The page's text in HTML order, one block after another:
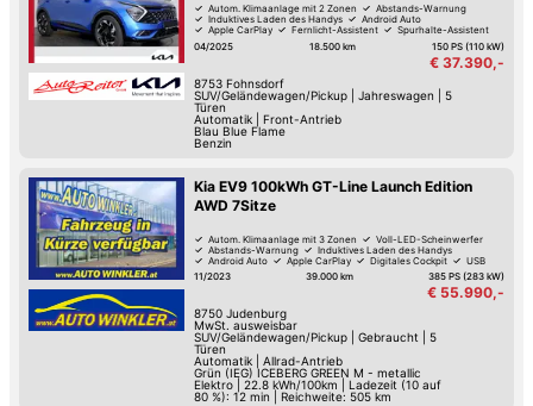
Autom. Klimaanlage mit 2 Zonen
Abstands-Warnung
Induktives Laden des Handys
Android Auto
Apple CarPlay
Fernlicht-Assistent
Spurhalte-Assistent
04/2025 18.500 km 150 PS (110 kW)
€ 37.390,-
8753 Fohnsdorf
SUV/Geländewagen/Pickup| Jahreswagen
5
Türen
Automatik| Front-Antrieb
Blau Blue Flame
Benzin
Kia EV9 100kWh GT-Line Launch Edition
AWD 7Sitze
Autom. Klimaanlage mit 3 Zonen
Voll-LED-Scheinwerfer
Abstands-Warnung
Induktives Laden des Handys
Android Auto
Apple CarPlay Digitales Cockpit
USB
11/2023
39.000 km 385 PS (283 kW)
€ 55.990,-
8750 Judenburg
MwSt. ausweisbar
SUV/Geländewagen/Pickup| Gebraucht
5
Türen
Automatik| Allrad-Antrieb
Grün (IEG) ICEBERG GREEN M - metallic
Elektro
22.8 kWh/100km
Ladezeit (10 auf
80 %): 12 min | Reichweite: 505 km